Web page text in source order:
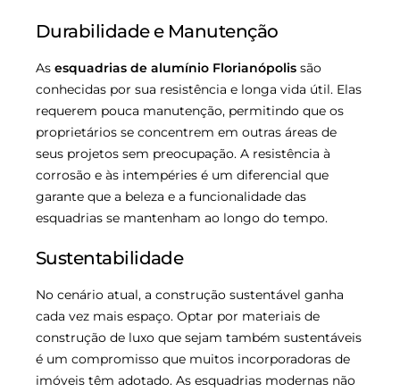
Durabilidade e Manutenção
As esquadrias de alumínio Florianópolis são
conhecidas por sua resistência e longa vida útil. Elas
requerem pouca manutenção, permitindo que os
proprietários se concentrem em outras áreas de
seus projetos sem preocupação. A resistência à
corrosão e às intempéries é um diferencial que
garante que a beleza e a funcionalidade das
esquadrias se mantenham ao longo do tempo.
Sustentabilidade
No cenário atual, a construção sustentável ganha
cada vez mais espaço. Optar por materiais de
construção de luxo que sejam também sustentáveis
é um compromisso que muitos incorporadoras de
imóveis têm adotado. As esquadrias modernas não